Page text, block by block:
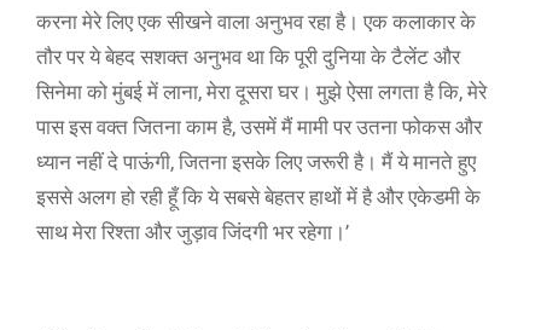
करना मेरे लिए एक सीखने वाला अनुभव रहा है। एक कलाकार के
तौर पर ये बेहद सशक्त अनुभव था कि पूरी दुनिया के टैलेंट और
सिनेमा को मुंबई में लाना, मेरा दूसरा घर। मुझे ऐसा लगता है कि, मेरे
पास इस वक्त जितना काम है, उसमें मैं मामी पर उतना फोकस और
ध्यान नहीं दे पाऊंगी, जितना इसके लिए जरूरी है। मैं ये मानते हुए
इससे अलग हो रही हूँ कि ये सबसे बेहतर हाथों में है और एकेडमी के
साथ मेरा रिश्ता और जुड़ाव जिंदगी भर रहेगा।’